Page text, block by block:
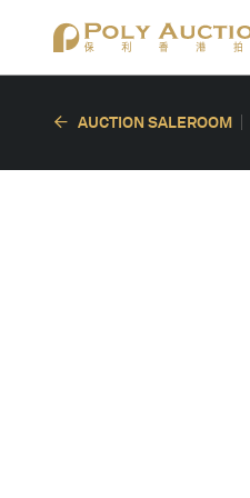
AUCTION SALEROOM